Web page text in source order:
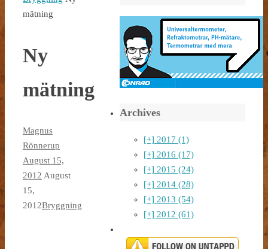
mätning
Ny
mätning
Magnus
Rönnerup
August 15,
2012 August
15,
2012Bryggning
Archives
[+] 2017 (1)
[+] 2016 (17)
[+] 2015 (24)
[+] 2014 (28)
[+] 2013 (54)
[+] 2012 (61)